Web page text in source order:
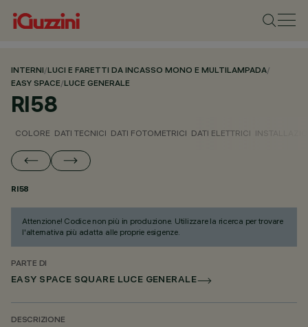
INTERNI/LUCI E FARETTI DA INCASSO MONO E MULTILAMPADA/
EASY SPACE/LUCE GENERALE
RI58
COLORE DATI TECNICI DATI FOTOMETRICI DATI ELETTRICI
RI58
Attenzione! Codice non più in produzione. Utilizzare la ricerca per trovare
l'alternativa più adatta alle proprie esigenze.
PARTE DI
EASY SPACE SQUARE LUCE GENERALE
DESCRIZIONE